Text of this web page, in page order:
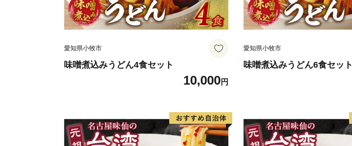
愛知県小牧市
味噌煮込みうどん4食セット
10,000円
愛知県小牧市
味噌煮込みうどん6食セット